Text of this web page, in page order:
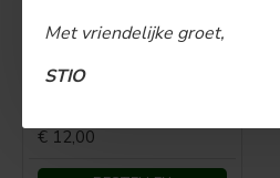
Met vriendelijke groet,
STIO
€ 12,00